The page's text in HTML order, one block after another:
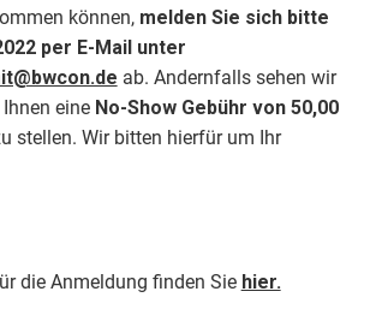
können, melden Sie sich bitte
per E-Mail unter
ab. Andernfalls sehen wir
eine No-Show Gebühr von 50,00
stellen. Wir bitten hierfür um Ihr
die Anmeldung finden Sie hier.